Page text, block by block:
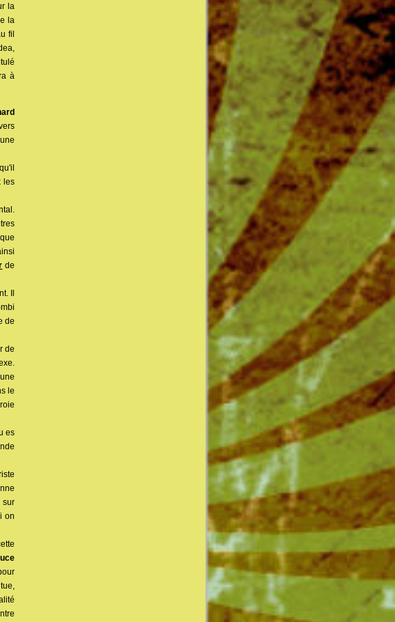
la
la
fil
à
les
de
Il
de
de
le
es
sur
on